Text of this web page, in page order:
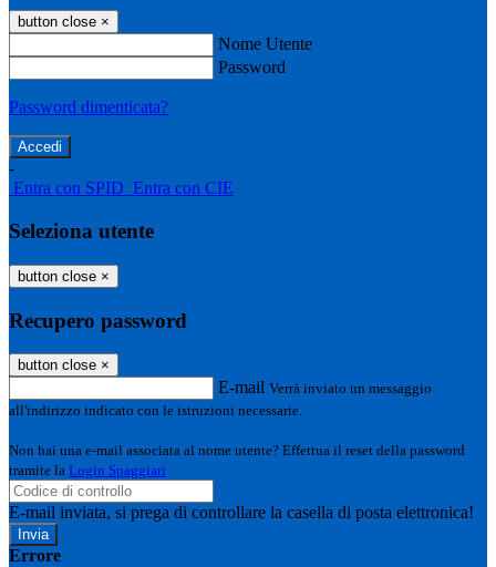
button close ×
Nome Utente
Password
Password dimenticata?
-
Entra con SPID Entra con CIE
Seleziona utente
button close ×
Recupero password
button close ×
E-mail Verrà inviato un messaggio
all'indirizzo indicato con le istruzioni necessarie.
Non hai una e-mail associata al nome utente? Effettua il reset della password
tramite la Login Spaggiari
E-mail inviata, si prega di controllare la casella di posta elettronica!
Errore